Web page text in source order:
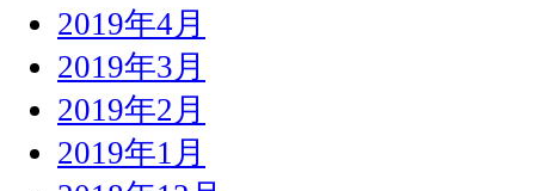
2019年4月
2019年3月
2019年2月
2019年1月